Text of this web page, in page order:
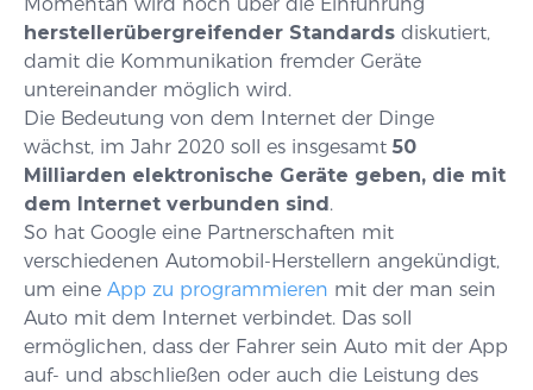
herstellerübergreifender Standards diskutiert,
damit die Kommunikation fremder Geräte
untereinander möglich wird.
Die Bedeutung von dem Internet der Dinge
wächst, im Jahr 2020 soll es insgesamt 50
Milliarden elektronische Geräte geben, die mit
dem Internet verbunden sind.
So hat Google eine Partnerschaften mit
verschiedenen Automobil-Herstellern angekündigt,
um eine App zu programmieren mit der man sein
Auto mit dem Internet verbindet. Das soll
ermöglichen, dass der Fahrer sein Auto mit der App
auf- und abschließen oder auch die Leistung des